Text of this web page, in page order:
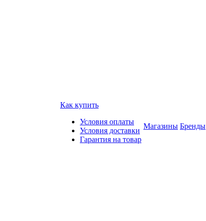
Как купить
Условия оплаты
Условия доставки
Гарантия на товар
Магазины Бренды